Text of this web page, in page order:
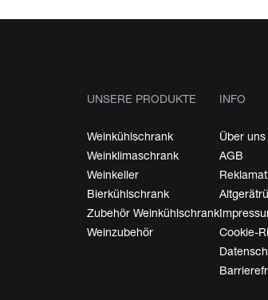
UNSERE PRODUKTE
Weinkühlschrank
Weinklimaschrank
Weinkeller
Bierkühlschrank
Zubehör Weinkühlschrank
Weinzubehör
INFO
Über uns
AGB
Cookie-